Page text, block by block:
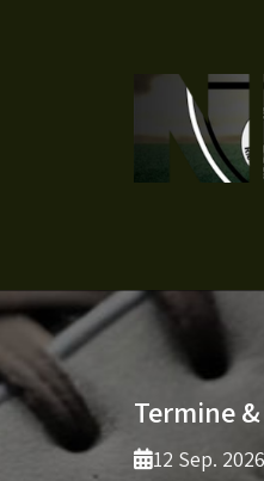
Termine
12 Sep. 2026